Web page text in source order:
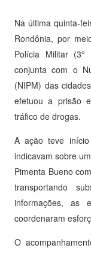
Na última quinta-
Rondônia, por
Polícia Militar
conjunta com o
(NIPM) das
efetuou a prisão
tráfico de drogas.
A ação teve
indicavam sobre
Pimenta Bueno
transportando
informações, as
coordenaram
O